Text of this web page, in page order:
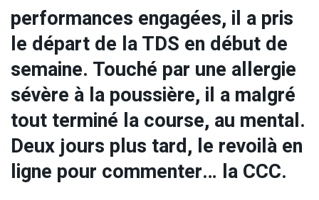
performances engagées, il a pris
le départ de la TDS en début de
semaine. Touché par une allergie
sévère à la poussière, il a malgré
tout terminé la course, au mental.
Deux jours plus tard, le revoilà en
ligne pour commenter… la CCC.